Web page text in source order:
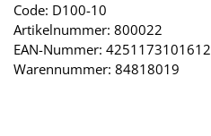
Code: D100-10
Artikelnummer: 800022
EAN-Nummer: 4251173101612
Warennummer: 84818019